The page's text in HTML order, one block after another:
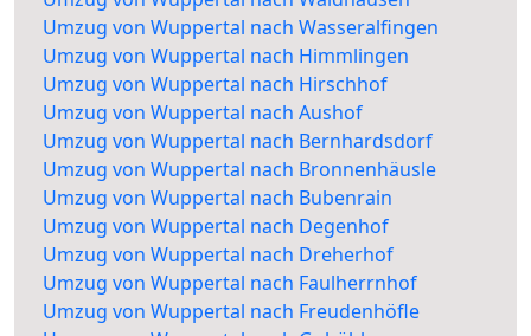
Umzug von Wuppertal nach Wasseralfingen
Umzug von Wuppertal nach Himmlingen
Umzug von Wuppertal nach Hirschhof
Umzug von Wuppertal nach Aushof
Umzug von Wuppertal nach Bernhardsdorf
Umzug von Wuppertal nach Bronnenhäusle
Umzug von Wuppertal nach Bubenrain
Umzug von Wuppertal nach Degenhof
Umzug von Wuppertal nach Dreherhof
Umzug von Wuppertal nach Faulherrnhof
Umzug von Wuppertal nach Freudenhöfle